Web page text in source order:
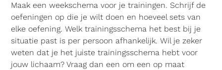
Maak een weekschema voor je trainingen. Schrijf de
oefeningen op die je wilt doen en hoeveel sets van
elke oefening. Welk trainingsschema het best bij je
situatie past is per persoon afhankelijk. Wil je zeker
weten dat je het juiste trainingsschema hebt voor
jouw lichaam? Vraag dan een om een op maat